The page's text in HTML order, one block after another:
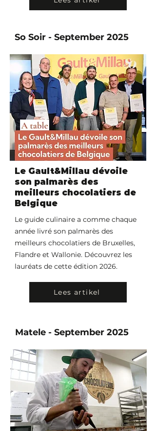
So Soir - September 2025
Le Gault&Millau dévoile
son palmarès des
meilleurs chocolatiers de
Belgique
Le guide culinaire a comme chaque
année livré son palmarès des
meilleurs chocolatiers de Bruxelles,
Flandre et Wallonie. Découvrez les
lauréats de cette édition 2026.
Lees artikel
Matele - September 2025